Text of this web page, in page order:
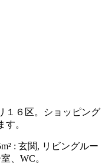
１６区。ショッピング
。
: 玄関, リビングルー
、WC。